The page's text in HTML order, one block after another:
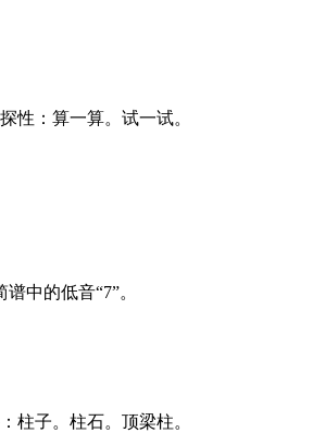
性：算一算。试一试。
中的低音“7”。
柱子。柱石。顶梁柱。